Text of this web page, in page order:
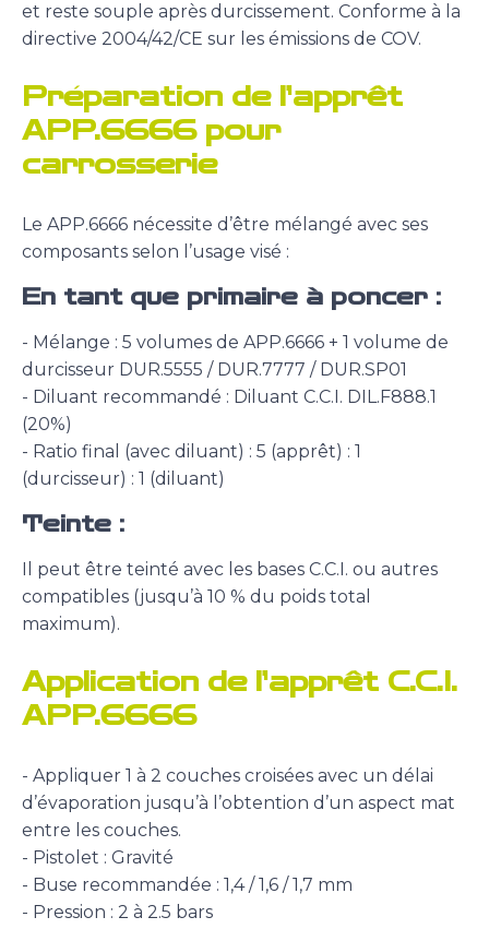
et reste souple après durcissement. Conforme à la
directive 2004/42/CE sur les émissions de COV.
Préparation de l’apprêt
APP.6666 pour
carrosserie
Le APP.6666 nécessite d’être mélangé avec ses
composants selon l’usage visé :
En tant que primaire à poncer :
- Mélange : 5 volumes de APP.6666 + 1 volume de
durcisseur DUR.5555 / DUR.7777 / DUR.SP01
- Diluant recommandé : Diluant C.C.I. DIL.F888.1
(20%)
- Ratio final (avec diluant) : 5 (apprêt) : 1
(durcisseur) : 1 (diluant)
Teinte :
Il peut être teinté avec les bases C.C.I. ou autres
compatibles (jusqu’à 10 % du poids total
maximum).
Application de l’apprêt C.C.I.
APP.6666
- Appliquer 1 à 2 couches croisées avec un délai
d’évaporation jusqu’à l’obtention d’un aspect mat
entre les couches.
- Pistolet : Gravité
- Buse recommandée : 1,4 / 1,6 / 1,7 mm
- Pression : 2 à 2.5 bars